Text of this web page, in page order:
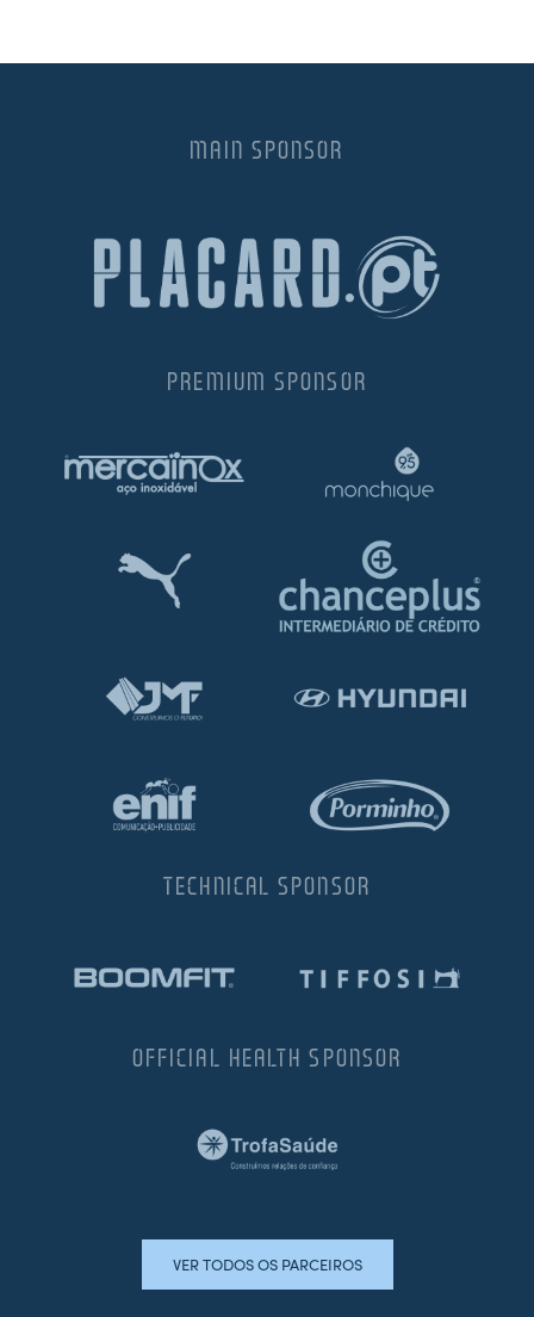
MAIN SPONSOR
PREMIUM SPONSOR
TECHNICAL SPONSOR
OFFICIAL HEALTH SPONSOR
VER TODOS OS PARCEIROS